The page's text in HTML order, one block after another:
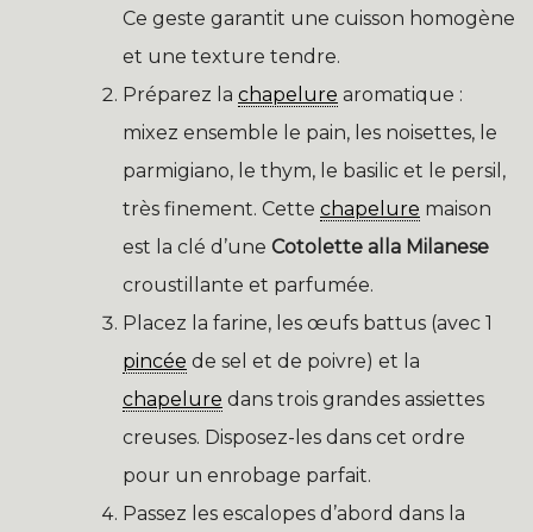
Ce geste garantit une cuisson homogène
et une texture tendre.
Préparez la chapelure aromatique :
mixez ensemble le pain, les noisettes, le
parmigiano, le thym, le basilic et le persil,
très finement. Cette chapelure maison
est la clé d’une Cotolette alla Milanese
croustillante et parfumée.
Placez la farine, les œufs battus (avec 1
pincée de sel et de poivre) et la
chapelure dans trois grandes assiettes
creuses. Disposez-les dans cet ordre
pour un enrobage parfait.
Passez les escalopes d’abord dans la